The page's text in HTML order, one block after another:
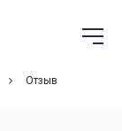
Отзыв